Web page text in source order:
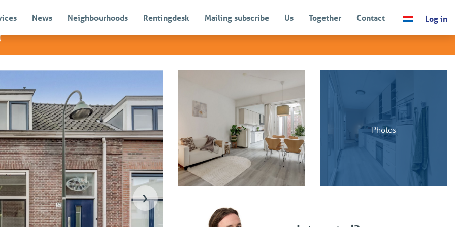
News Neighbourhoods Rentingdesk Mailing subscribe Us Together Contact Log in
BACK
›
Photos